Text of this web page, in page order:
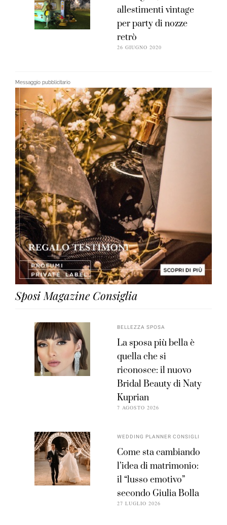
allestimenti vintage
per party di nozze
retrò
26 GIUGNO 2020
Messaggio pubblicitario
Sposi Magazine Consiglia
BELLEZZA SPOSA
La sposa più bella è
quella che si
riconosce: il nuovo
Bridal Beauty di Naty
Kuprian
7 AGOSTO 2026
WEDDING PLANNER CONSIGLI
Come sta cambiando
l’idea di matrimonio:
il “lusso emotivo”
secondo Giulia Bolla
27 LUGLIO 2026